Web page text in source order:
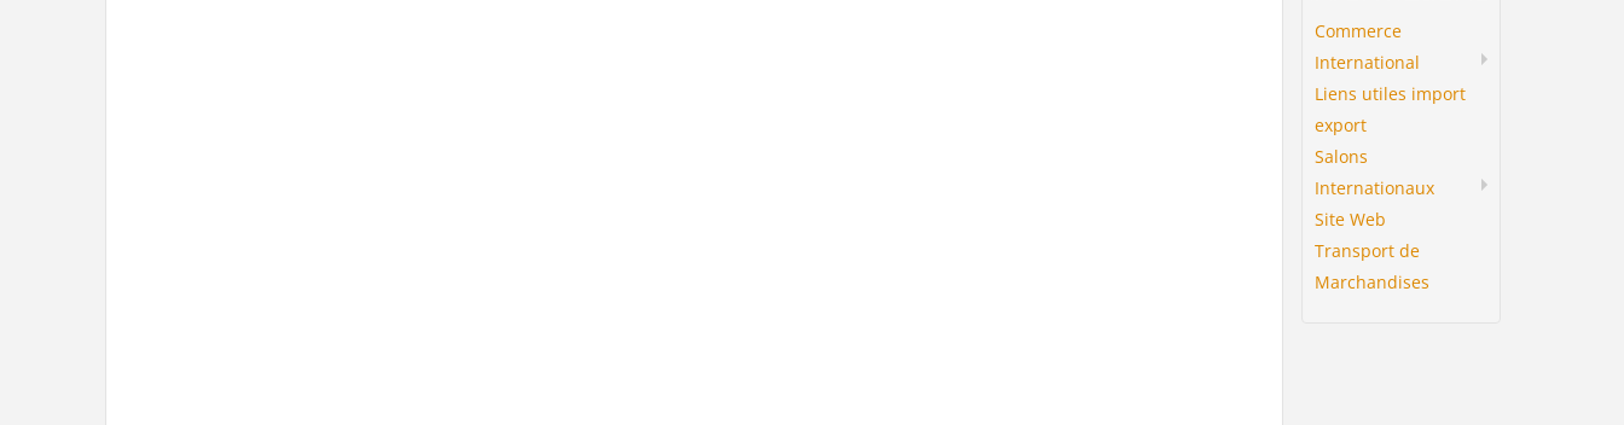
Commerce
International
Liens utiles import
export
Salons
Internationaux
Site Web
Transport de
Marchandises